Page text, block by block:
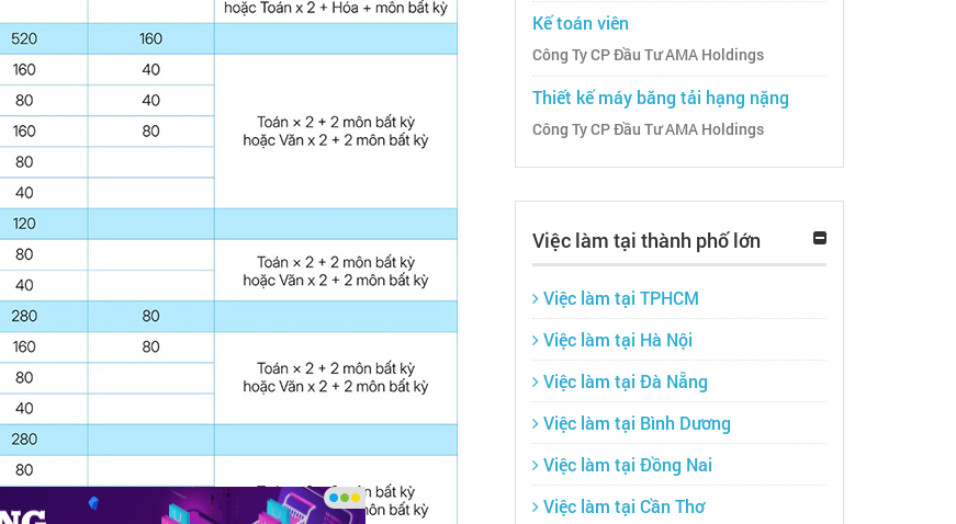
Kế toán viên
Công Ty CP Đầu Tư AMA Holdings
Thiết kế máy băng tải hạng nặng
Công Ty CP Đầu Tư AMA Holdings
Việc làm tại thành phố lớn
Việc làm tại TPHCM
Việc làm tại Hà Nội
Việc làm tại Đà Nẵng
Việc làm tại Bình Dương
Việc làm tại Đồng Nai
Việc làm tại Cần Thơ